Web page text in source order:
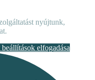
nyújtunk,
elfogadása